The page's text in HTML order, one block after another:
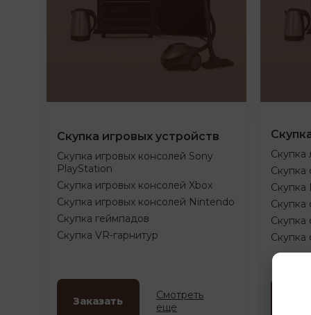
Скупка игровых устройств
Скупка игровых консолей Sony
PlayStation
Скупка игровых консолей Xbox
Скупка игровых консолей Nintendo
Скупка геймпадов
Скупка VR-гарнитур
Заказать
Смотреть
еще
Скупка
Скупка
Скупка
Скупка
Скупка